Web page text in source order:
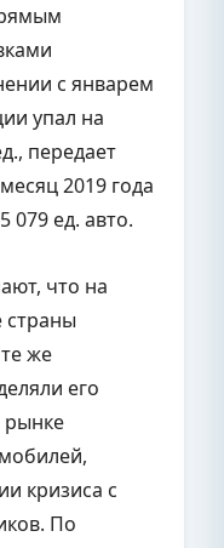
с январем
упал на
передает
2019 года
079 ед. авто.
что на
страны
же
его
рынке
кризиса с
По